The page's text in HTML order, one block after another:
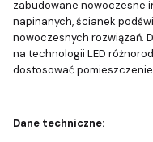
zabudowane nowoczesne
napinanych, ścianek
nowoczesnych rozwiązań.
na technologii LED
dostosować
Dane techniczne: